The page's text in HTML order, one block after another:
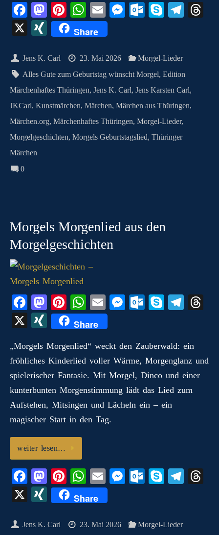
Fa
ce
bo
ok
M
as
to
do
n
Pi
nt
er
es
t
W
ha
ts
A
pp
E
m
ail
M
ng
er
O
ok
.c
o
m
S
Te
m
X
X
N
G
Share
Jens K. Carl 23. Mai 2026
Morgel-Lieder
Alles Gute zum Geburtstag wünscht Morgel,Edition
Märchenhaftes Thüringen, Jens K. Carl, Jens Karsten Carl,
JKCarl, Kunstmärchen, Märchen, Märchen aus Thüringen,
Märchen.org, Märchenhaftes Thüringen, Morgel-Lieder,
Morgelgeschichten, Morgels Geburtstagslied, Thüringer
Märchen
0
Morgels Morgenlied aus den
Morgelgeschichten
Fa
ce
bo
ok
M
as
to
do
n
Pi
nt
er
es
t
W
ha
ts
A
pp
E
m
ail
M
ng
er
O
ok
.c
o
m
S
Te
a
m
X
X
N
G
Share
„Morgels Morgenlied“ weckt den Zauberwald: ein
fröhliches Kinderlied voller Wärme, Morgenglanz und
spielerischer Fantasie. Mit Morgel, Dinco und einer
kunterbunten Morgenstimmung lädt das Lied zum
Aufstehen, Mitsingen und Lächeln ein – ein
magischer Start in den Tag.
weiter lesen…
Fa
ce
bo
ok
M
as
to
do
Pi
nt
er
es
W
ha
ts
A
E
m
ail
M
ng
O
ok
S
Te
X
X
N
Share
Jens K. Carl 23. Mai 2026 Morgel-Lieder